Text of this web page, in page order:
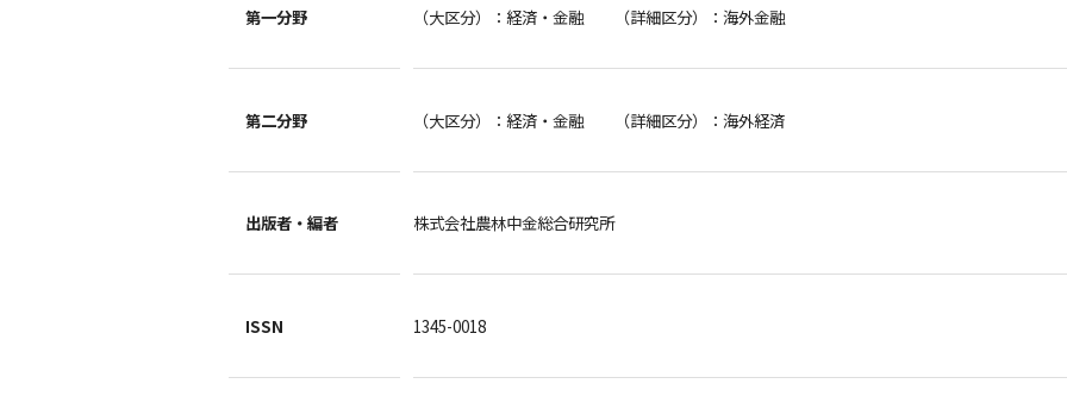
第一分野 （大区分）：経済・金融 （詳細区分）：海外金融
第二分野 （大区分）：経済・金融 （詳細区分）：海外経済
出版者・編者 株式会社農林中金総合研究所
ISSN 1345-0018